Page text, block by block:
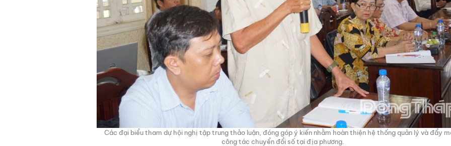
Các đại biểu tham dự hội nghị tập trung thảo luận, đóng góp ý kiến nhằm hoàn thiện hệ thống quản lý và đẩy
công tác chuyển đổi số tại địa phương.